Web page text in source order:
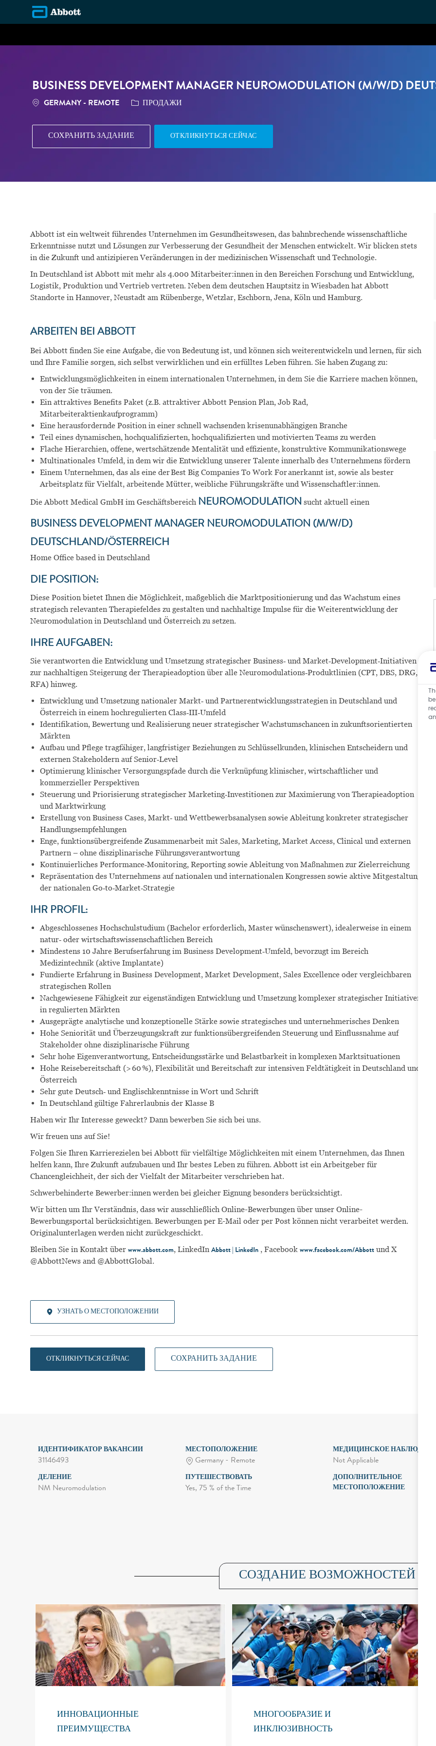
BUSINESS DEVELOPMENT MANAGER NEUROMODULATION (M/W/D)
МЕСТОПОЛОЖЕНИЕ
GERMANY - REMOTE КАТЕГОРИЯ
ПРОДАЖИ
СОХРАНИТЬ ЗАДАНИЕ ОТКЛИКНУТЬСЯ СЕЙЧАС
Abbott ist ein weltweit führendes Unternehmen im Gesundheitswesen, das bahnbrechende wissenschaftliche
Erkenntnisse nutzt und Lösungen zur Verbesserung der Gesundheit der Menschen entwickelt. Wir blicken stets
in die Zukunft und antizipieren Veränderungen in der medizinischen Wissenschaft und Technologie.
In Deutschland ist Abbott mit mehr als 4.000 Mitarbeiter:innen in den Bereichen Forschung und Entwicklung,
Logistik, Produktion und Vertrieb vertreten. Neben dem deutschen Hauptsitz in Wiesbaden hat Abbott
Standorte in Hannover, Neustadt am Rübenberge, Wetzlar, Eschborn, Jena, Köln und Hamburg.
ARBEITEN BEI ABBOTT
Bei Abbott finden Sie eine Aufgabe, die von Bedeutung ist, und können sich weiterentwickeln und lernen, für sich
und Ihre Familie sorgen, sich selbst verwirklichen und ein erfülltes Leben führen. Sie haben Zugang zu:
Entwicklungsmöglichkeiten in einem internationalen Unternehmen, in dem Sie die Karriere machen können,
von der Sie träumen.
Ein attraktives Benefits Paket (z.B. attraktiver Abbott Pension Plan, Job Rad,
Mitarbeiteraktienkaufprogramm)
Eine herausfordernde Position in einer schnell wachsenden krisenunabhängigen Branche
Teil eines dynamischen, hochqualifizierten, hochqualifizierten und motivierten Teams zu werden
Flache Hierarchien, offene, wertschätzende Mentalität und effiziente, konstruktive Kommunikationswege
Multinationales Umfeld, in dem wir die Entwicklung unserer Talente innerhalb des Unternehmens fördern
Einem Unternehmen, das als eine der Best Big Companies To Work For anerkannt ist, sowie als bester
Arbeitsplatz für Vielfalt, arbeitende Mütter, weibliche Führungskräfte und Wissenschaftler:innen.
Die Abbott Medical GmbH im Geschäftsbereich NEUROMODULATION sucht aktuell einen
BUSINESS DEVELOPMENT MANAGER NEUROMODULATION (M/W/D)
DEUTSCHLAND/ÖSTERREICH
Home Office based in Deutschland
DIE POSITION:
Diese Position bietet Ihnen die Möglichkeit, maßgeblich die Marktpositionierung und das Wachstum eines
strategisch relevanten Therapiefeldes zu gestalten und nachhaltige Impulse für die Weiterentwicklung der
Neuromodulation in Deutschland und Österreich zu setzen.
IHRE AUFGABEN:
Sie verantworten die Entwicklung und Umsetzung strategischer Business‑ und Market‑Development‑Initiativen
zur nachhaltigen Steigerung der Therapieadoption über alle Neuromodulations‑Produktlinien (CPT, DBS, DRG,
RFA) hinweg.
Entwicklung und Umsetzung nationaler Markt‑ und Partnerentwicklungsstrategien in Deutschland und
Österreich in einem hochregulierten Class‑III‑Umfeld
Identifikation, Bewertung und Realisierung neuer strategischer Wachstumschancen in zukunftsorientierten
Märkten
Aufbau und Pflege tragfähiger, langfristiger Beziehungen zu Schlüsselkunden, klinischen Entscheidern und
externen Stakeholdern auf Senior‑Level
Optimierung klinischer Versorgungspfade durch die Verknüpfung klinischer, wirtschaftlicher und
kommerzieller Perspektiven
Steuerung und Priorisierung strategischer Marketing‑Investitionen zur Maximierung von Therapieadoption
und Marktwirkung
Erstellung von Business Cases, Markt‑ und Wettbewerbsanalysen sowie Ableitung konkreter strategischer
Handlungsempfehlungen
Enge, funktionsübergreifende Zusammenarbeit mit Sales, Marketing, Market Access, Clinical und externen
Partnern – ohne disziplinarische Führungsverantwortung
Kontinuierliches Performance‑Monitoring, Reporting sowie Ableitung von Maßnahmen zur Zielerreichung
Repräsentation des Unternehmens auf nationalen und internationalen Kongressen sowie aktive Mitgestaltung
der nationalen Go‑to‑Market‑Strategie
IHR PROFIL:
Abgeschlossenes Hochschulstudium (Bachelor erforderlich, Master wünschenswert), idealerweise in einem
natur‑ oder wirtschaftswissenschaftlichen Bereich
Mindestens 10 Jahre Berufserfahrung im Business Development‑Umfeld, bevorzugt im Bereich
Medizintechnik (aktive Implantate)
Fundierte Erfahrung in Business Development, Market Development, Sales Excellence oder vergleichbaren
strategischen Rollen
Nachgewiesene Fähigkeit zur eigenständigen Entwicklung und Umsetzung komplexer strategischer Initiativen
in regulierten Märkten
Ausgeprägte analytische und konzeptionelle Stärke sowie strategisches und unternehmerisches Denken
Hohe Seniorität und Überzeugungskraft zur funktionsübergreifenden Steuerung und Einflussnahme auf
Stakeholder ohne disziplinarische Führung
Sehr hohe Eigenverantwortung, Entscheidungsstärke und Belastbarkeit in komplexen Marktsituationen
Hohe Reisebereitschaft (> 60 %), Flexibilität und Bereitschaft zur intensiven Feldtätigkeit in Deutschland und
Österreich
Sehr gute Deutsch‑ und Englischkenntnisse in Wort und Schrift
In Deutschland gültige Fahrerlaubnis der Klasse B
Haben wir Ihr Interesse geweckt? Dann bewerben Sie sich bei uns.
Wir freuen uns auf Sie!
Folgen Sie Ihren Karrierezielen bei Abbott für vielfältige Möglichkeiten mit einem Unternehmen, das Ihnen
helfen kann, Ihre Zukunft aufzubauen und Ihr bestes Leben zu führen. Abbott ist ein Arbeitgeber für
Chancengleichheit, der sich der Vielfalt der Mitarbeiter verschrieben hat.
Schwerbehinderte Bewerber:innen werden bei gleicher Eignung besonders berücksichtigt.
Wir bitten um Ihr Verständnis, dass wir ausschließlich Online-Bewerbungen über unser Online-
Bewerbungsportal berücksichtigen. Bewerbungen per E-Mail oder per Post können nicht verarbeitet werden.
Originalunterlagen werden nicht zurückgeschickt.
Bleiben Sie in Kontakt über www.abbott.com, LinkedIn Abbott | LinkedIn , Facebook www.facebook.com/Abbott und X
@AbbottNews and @AbbottGlobal.
УЗНАТЬ О МЕСТОПОЛОЖЕНИИ
ОТКЛИКНУТЬСЯ СЕЙЧАС СОХРАНИТЬ ЗАДАНИЕ
ИДЕНТИФИКАТОР ВАКАНСИИ
31146493
МЕСТОПОЛОЖЕНИЕ
Germany - Remote
МЕДИЦИНСКОЕ
Not Applicable
ДЕЛЕНИЕ
NM Neuromodulation
ПУТЕШЕСТВОВАТЬ
Yes, 75 % of the Time
ДОПОЛНИТЕЛЬНОЕ
МЕСТОПОЛОЖЕНИЕ
СОЗДАНИЕ ВОЗМОЖНОСТЕЙ
ИННОВАЦИОННЫЕ
ПРЕИМУЩЕСТВА
МНОГООБРАЗИЕ И
ИНКЛЮЗИВНОСТЬ